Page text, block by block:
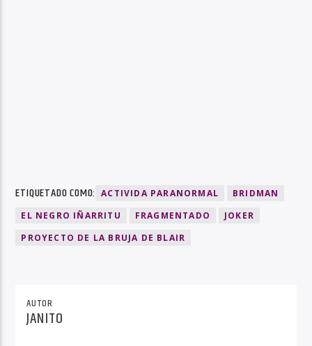
ETIQUETADO COMO: ACTIVIDA PARANORMAL
BRIDMAN
EL NEGRO IÑARRITU
FRAGMENTADO
JOKER
PROYECTO DE LA BRUJA DE BLAIR
AUTOR
JANITO